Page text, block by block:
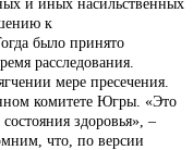
и иных насильственных
к
было принято
расследования.
мере пресечения.
комитете Югры. «Это
здоровья», –
что, по версии